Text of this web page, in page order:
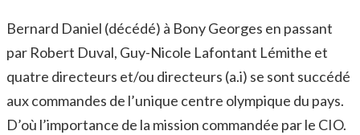
Bernard Daniel (décédé) à Bony Georges en passant
par Robert Duval, Guy-Nicole Lafontant Lémithe et
quatre directeurs et/ou directeurs (a.i) se sont succédé
aux commandes de l’unique centre olympique du pays.
D’où l’importance de la mission commandée par le CIO.